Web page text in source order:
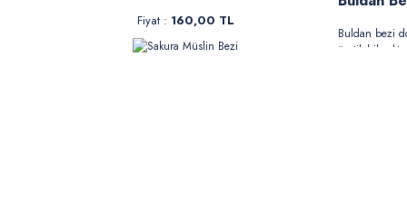
Fiyat : 160,00 TL
Buldan bezi